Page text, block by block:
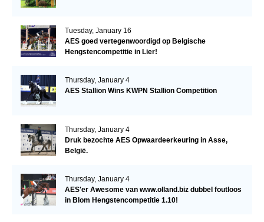
Tuesday, January 16
AES goed vertegenwoordigd op Belgische
Hengstencompetitie in Lier!
Thursday, January 4
AES Stallion Wins KWPN Stallion Competition
Thursday, January 4
Druk bezochte AES Opwaardeerkeuring in Asse,
België.
Thursday, January 4
AES'er Awesome van www.olland.biz dubbel foutloos
in Blom Hengstencompetitie 1.10!